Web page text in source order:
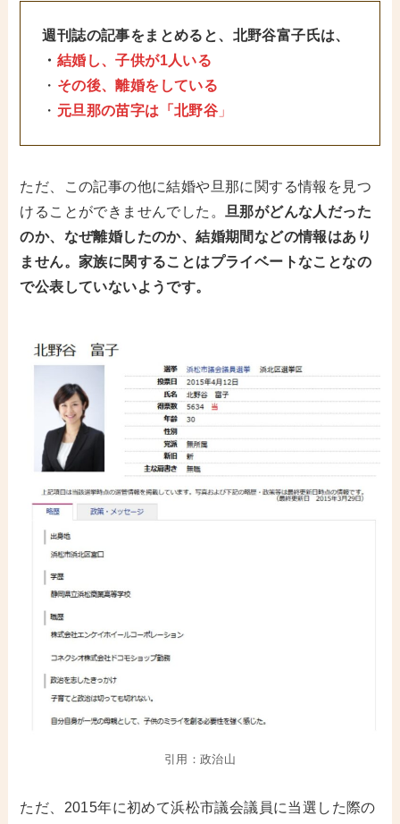
週刊誌の記事をまとめると、北野谷富子氏は、
・ 結婚し、子供が1人いる
・ その後、離婚をしている
・ 元旦那の苗字は「北野谷 」
ただ、この記事の他に結婚や旦那に関する情報を見つ
けることができませんでした。旦那がどんな人だった
のか、なぜ離婚したのか、結婚期間などの情報はあり
ません。家族に関することはプライベートなことなの
で公表していないようです。
引用：政治山
ただ、2015年に初めて浜松市議会議員に当選した際の